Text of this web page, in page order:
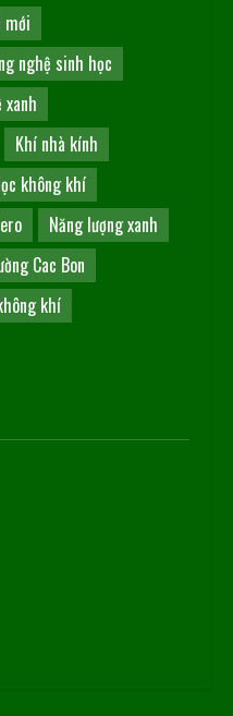
mới
nghệ sinh học
xanh
Khí nhà kính
không khí
Năng lượng xanh
Cac Bon
khí